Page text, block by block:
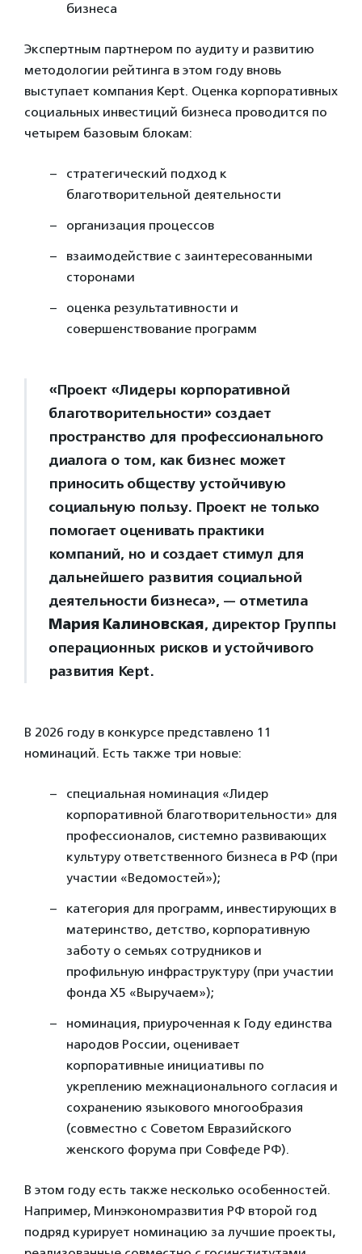
бизнеса
Экспертным партнером по аудиту и развитию
методологии рейтинга в этом году вновь
выступает компания Kept. Оценка корпоративных
социальных инвестиций бизнеса проводится по
четырем базовым блокам:
стратегический подход к
благотворительной деятельности
организация процессов
взаимодействие с заинтересованными
сторонами
оценка результативности и
совершенствование программ
«Проект «Лидеры корпоративной
благотворительности» создает
пространство для профессионального
диалога о том, как бизнес может
приносить обществу устойчивую
социальную пользу. Проект не только
помогает оценивать практики
компаний, но и создает стимул для
дальнейшего развития социальной
деятельности бизнеса», — отметила
Мария Калиновская, директор Группы
операционных рисков и устойчивого
развития Kept.
В 2026 году в конкурсе представлено 11
номинаций. Есть также три новые:
специальная номинация «Лидер
корпоративной благотворительности» для
профессионалов, системно развивающих
культуру ответственного бизнеса в РФ (при
участии «Ведомостей»);
категория для программ, инвестирующих в
материнство, детство, корпоративную
заботу о семьях сотрудников и
профильную инфраструктуру (при участии
фонда Х5 «Выручаем»);
номинация, приуроченная к Году единства
народов России, оценивает
корпоративные инициативы по
укреплению межнационального согласия и
сохранению языкового многообразия
(совместно с Советом Евразийского
женского форума при Совфеде РФ).
В этом году есть также несколько особенностей.
Например, Минэкономразвития РФ второй год
подряд курирует номинацию за лучшие проекты,